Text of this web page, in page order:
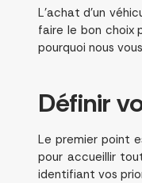
L’achat d’un
faire le bon choix
pourquoi nous
Définir
Le premier point
pour accueillir
identifiant vos